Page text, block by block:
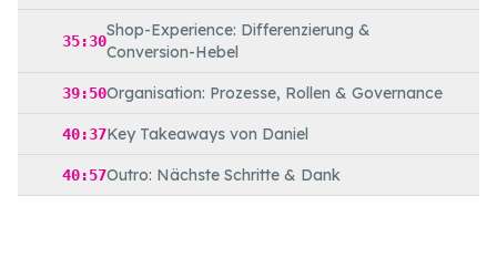
35:30
Shop-Experience: Differenzierung &
Conversion-Hebel
39:50Organisation: Prozesse, Rollen & Governance
40:37Key Takeaways von Daniel
40:57Outro: Nächste Schritte & Dank